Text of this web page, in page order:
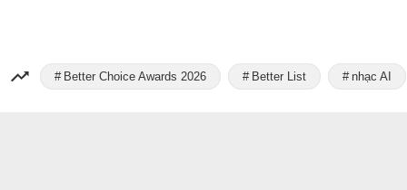
Better Choice Awards 2026 Better List nhạc AI